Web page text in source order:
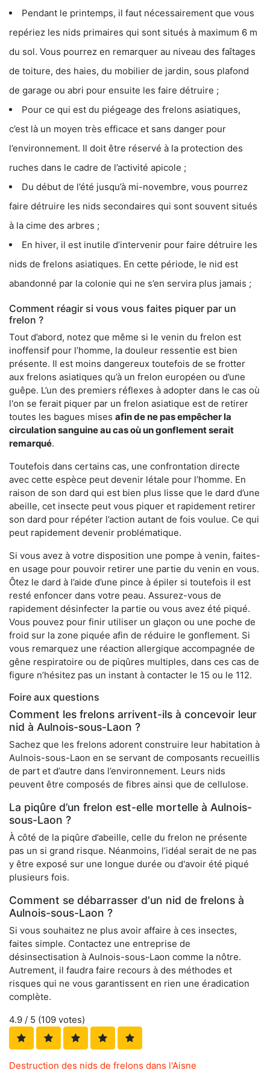
Pendant le printemps, il faut nécessairement que vous
repériez les nids primaires qui sont situés à maximum 6 m
du sol. Vous pourrez en remarquer au niveau des faîtages
de toiture, des haies, du mobilier de jardin, sous plafond
de garage ou abri pour ensuite les faire détruire ;
Pour ce qui est du piégeage des frelons asiatiques,
c’est là un moyen très efficace et sans danger pour
l’environnement. Il doit être réservé à la protection des
ruches dans le cadre de l’activité apicole ;
Du début de l’été jusqu’à mi-novembre, vous pourrez
faire détruire les nids secondaires qui sont souvent situés
à la cime des arbres ;
En hiver, il est inutile d’intervenir pour faire détruire les
nids de frelons asiatiques. En cette période, le nid est
abandonné par la colonie qui ne s’en servira plus jamais ;
Comment réagir si vous vous faites piquer par un
frelon ?
Tout d’abord, notez que même si le venin du frelon est
inoffensif pour l’homme, la douleur ressentie est bien
présente. Il est moins dangereux toutefois de se frotter
aux frelons asiatiques qu’à un frelon européen ou d’une
guêpe. L’un des premiers réflexes à adopter dans le cas où
l'on se ferait piquer par un frelon asiatique est de retirer
toutes les bagues mises afin de ne pas empêcher la
circulation sanguine au cas où un gonflement serait
remarqué.
Toutefois dans certains cas, une confrontation directe
avec cette espèce peut devenir létale pour l’homme. En
raison de son dard qui est bien plus lisse que le dard d’une
abeille, cet insecte peut vous piquer et rapidement retirer
son dard pour répéter l’action autant de fois voulue. Ce qui
peut rapidement devenir problématique.
Si vous avez à votre disposition une pompe à venin, faites-
en usage pour pouvoir retirer une partie du venin en vous.
Ôtez le dard à l’aide d’une pince à épiler si toutefois il est
resté enfoncer dans votre peau. Assurez-vous de
rapidement désinfecter la partie ou vous avez été piqué.
Vous pouvez pour finir utiliser un glaçon ou une poche de
froid sur la zone piquée afin de réduire le gonflement. Si
vous remarquez une réaction allergique accompagnée de
gêne respiratoire ou de piqûres multiples, dans ces cas de
figure n’hésitez pas un instant à contacter le 15 ou le 112.
Foire aux questions
Comment les frelons arrivent-ils à concevoir leur
nid à Aulnois-sous-Laon ?
Sachez que les frelons adorent construire leur habitation à
Aulnois-sous-Laon en se servant de composants recueillis
de part et d’autre dans l’environnement. Leurs nids
peuvent être composés de fibres ainsi que de cellulose.
La piqûre d’un frelon est-elle mortelle à Aulnois-
sous-Laon ?
À côté de la piqûre d’abeille, celle du frelon ne présente
pas un si grand risque. Néanmoins, l’idéal serait de ne pas
y être exposé sur une longue durée ou d'avoir été piqué
plusieurs fois.
Comment se débarrasser d'un nid de frelons à
Aulnois-sous-Laon ?
Si vous souhaitez ne plus avoir affaire à ces insectes,
faites simple. Contactez une entreprise de
désinsectisation à Aulnois-sous-Laon comme la nôtre.
Autrement, il faudra faire recours à des méthodes et
risques qui ne vous garantissent en rien une éradication
complète.
4.9 / 5 (109 votes)
Destruction des nids de frelons dans l'Aisne